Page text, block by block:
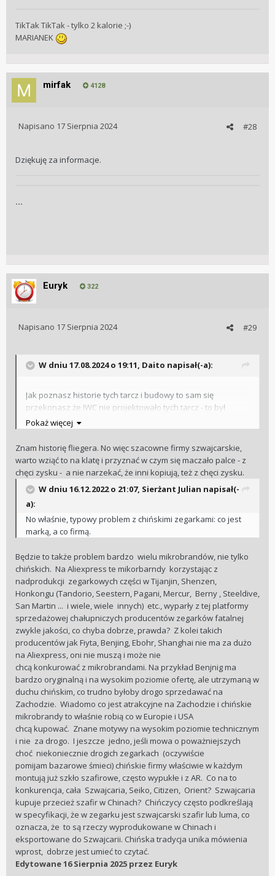
TikTak TikTak - tylko 2 kalorie ;-)
MARIANEK
mirfak 4128
#28
Napisano 17 Sierpnia 2024
Dziękuję za informacje.
...
Euryk 322
#29
Napisano 17 Sierpnia 2024
W dniu 17.08.2024 o 19:11, Daito napisał(-a):
Jak poznasz historie tych tarcz i budowy to sam się
przekonasz że IWC nie projektowało tych tarcz - to był
projekt Luftwaffe i podobne zegarki robiła masz
szwajcarskich manufaktur w latach II-giej wojny
Pokaż więcej
Znam historię fliegera. No więc szacowne firmy szwajcarskie,
warto wziąć to na klatę i przyznać w czym się maczało palce - z
chęci zysku - a nie narzekać, że inni kopiują, też z chęci zysku.
W dniu 16.12.2022 o 21:07, Sierżant Julian napisał(-
a):
No właśnie, typowy problem z chińskimi zegarkami: co jest
marką, a co firmą.
Będzie to także problem bardzo wielu mikrobrandów, nie tylko
chińskich. Na Aliexpress te mikorbarndy korzystając z
nadprodukcji zegarkowych części w Tijanjin, Shenzen,
Honkongu (Tandorio, Seestern, Pagani, Mercur, Berny , Steeldive,
San Martin ... i wiele, wiele innych) etc., wyparły z tej platformy
sprzedażowej chałupniczych producentów zegarków fatalnej
zwykle jakości, co chyba dobrze, prawda? Z kolei takich
producentów jak Fiyta, Benjing, Ebohr, Shanghai nie ma za dużo
na Aliexpress, oni nie muszą i może nie
chcą konkurować z mikrobrandami. Na przykład Benjnig ma
bardzo oryginalną i na wysokim poziomie ofertę, ale utrzymaną w
duchu chińskim, co trudno byłoby drogo sprzedawać na
Zachodzie. Wiadomo co jest atrakcyjne na Zachodzie i chińskie
mikrobrandy to właśnie robią co w Europie i USA
chcą kupować. Znane motywy na wysokim poziomie technicznym
i nie za drogo. I jeszcze jedno, jeśli mowa o poważniejszych
choć niekoniecznie drogich zegarkach (oczywiście
pomijam bazarowe śmieci) chińskie firmy właściwie w każdym
montują już szkło szafirowe, często wypukłe i z AR. Co na to
konkurencja, cała Szwajcaria, Seiko, Citizen, Orient? Szwajcaria
kupuje przecież szafir w Chinach? Chińczycy często podkreślają
w specyfikacji, że w zegarku jest szwajcarski szafir lub luma, co
oznacza, że to są rzeczy wyprodukowane w Chinach i
eksportowane do Szwajcarii. Chińska tradycja unika mówienia
wprost, dobrze jest umieć to czytać.
Edytowane16 Sierpnia 2025 przez Euryk